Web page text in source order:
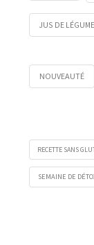
JUS DE
NOUVEAUTÉ
RECETTE SANS
SEMAINE DE